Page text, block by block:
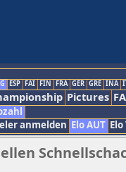
ESP FAI FIN FRA GER GRE INA
Pictures
anmelden Elo AUT